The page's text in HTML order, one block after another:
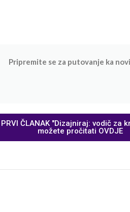
Pripremite se za putovanje ka
PRVI ČLANAK "Dizajniraj: vodič za
možete pročitati OVDJE